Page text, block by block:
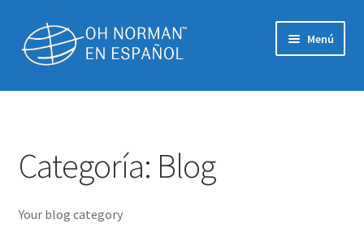
Menú
Inicio
Excelencia en Negociación (M4)
Habilidades sociales de un vendedor (M3)
Categoría: Blog
Your blog category